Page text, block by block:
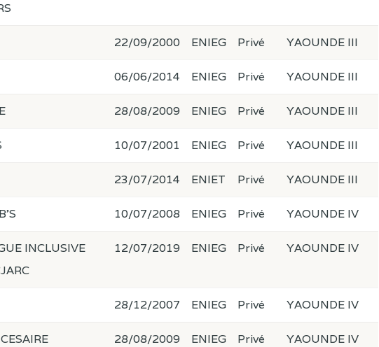
22/09/2000 ENIEG Privé YAOUNDE III
06/06/2014 ENIEG Privé YAOUNDE III
28/08/2009 ENIEG Privé YAOUNDE III
10/07/2001 ENIEG Privé YAOUNDE III
23/07/2014 ENIET Privé YAOUNDE III
10/07/2008 ENIEG Privé YAOUNDE IV
INCLUSIVE
12/07/2019 ENIEG Privé YAOUNDE IV
28/12/2007 ENIEG Privé YAOUNDE IV
28/08/2009 ENIEG Privé YAOUNDE IV